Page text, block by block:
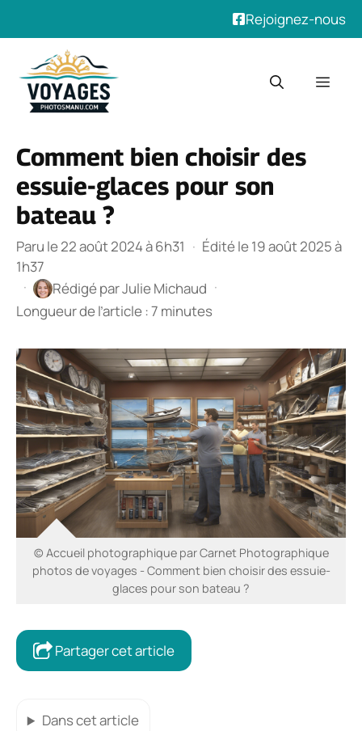
Rejoignez-nous
contenu
Comment bien choisir des
essuie-glaces pour son
bateau ?
Paru le 22 août 2024 à 6h31 · Édité le 19 août 2025 à
1h37
·
Rédigé parJulie Michaud ·
Longueur de l’article : 7 minutes
© Accueil photographique par Carnet Photographique
photos de voyages - Comment bien choisir des essuie-
glaces pour son bateau ?
Partager cet article
Dans cet article